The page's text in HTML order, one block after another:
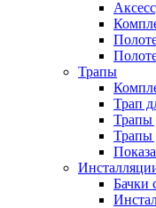
Трапы
Трап
Трапы
Трапы
Бачки